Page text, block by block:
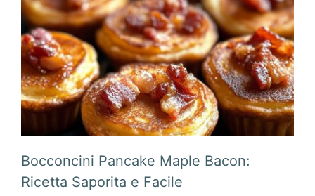
Bocconcini Pancake Maple Bacon:
Ricetta Saporita e Facile